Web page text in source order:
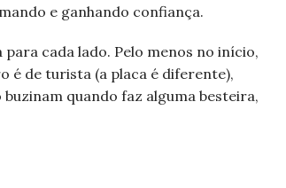
e ganhando confiança.
cada lado. Pelo menos no início,
é de turista (a placa é diferente),
quando faz alguma besteira,